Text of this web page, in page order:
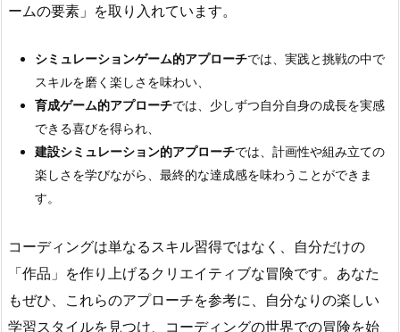
と
ームの要素」を取り入れています。
シミュレーションゲーム的アプローチでは、実践と挑戦の中で
スキルを磨く楽しさを味わい、
育成ゲーム的アプローチでは、少しずつ自分自身の成長を実感
できる喜びを得られ、
建設シミュレーション的アプローチでは、計画性や組み立ての
楽しさを学びながら、最終的な達成感を味わうことができま
す。
コーディングは単なるスキル習得ではなく、自分だけの
「作品」を作り上げるクリエイティブな冒険です。あなた
もぜひ、これらのアプローチを参考に、自分なりの楽しい
学習スタイルを見つけ、コーディングの世界での冒険を始